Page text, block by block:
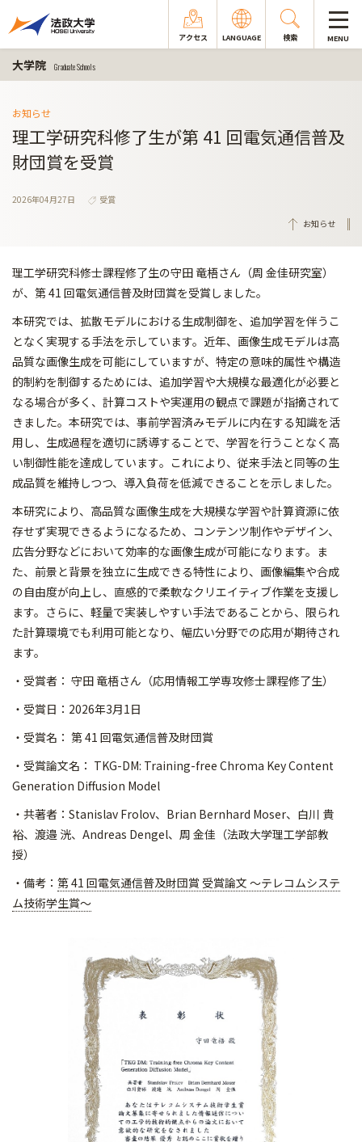
アクセス LANGUAGE 検索 MENU
大学院 Graduate Schools
お知らせ
理工学研究科修了生が第 41 回電気通信普及
財団賞を受賞
2026年04月27日
受賞
お知らせ
理工学研究科修士課程修了生の守田 竜梧さん（周 金佳研究室）
が、第 41 回電気通信普及財団賞を受賞しました。
本研究では、拡散モデルにおける生成制御を、追加学習を伴うこ
となく実現する手法を示しています。近年、画像生成モデルは高
品質な画像生成を可能にしていますが、特定の意味的属性や構造
的制約を制御するためには、追加学習や大規模な最適化が必要と
なる場合が多く、計算コストや実運用の観点で課題が指摘されて
きました。本研究では、 事前学習済みモデルに内在する知識を活
用し、生成過程を適切に誘導することで、学習を行うことなく高
い制御性能を達成しています。これにより、従来手法と同等の生
成品質を維持しつつ、導入負荷を低減できることを示しました。
本研究により、高品質な画像生成を大規模な学習や計算資源に依
存せず実現できるようになるため、コンテンツ制作やデザイン、
広告分野などにおいて効率的な画像生成が可能になります。ま
た、前景と背景を独立に生成できる特性により、画像編集や合成
の自由度が向上し、直感的で柔軟なクリエイティブ作業を支援し
ます。 さらに、軽量で実装しやすい手法であることから、限られ
た計算環境でも利用可能となり、幅広い分野での応用が期待され
ます。
・受賞者： 守田 竜梧さん（応用情報工学専攻修士課程修了生）
・受賞日：2026年3月1日
・受賞名： 第 41 回電気通信普及財団賞
・受賞論文名： TKG-DM: Training-free Chroma Key Content
Generation Diffusion Model
・共著者：Stanislav Frolov、Brian Bernhard Moser、白川 貴
裕、渡邉 洸、Andreas Dengel、周 金佳（法政大学理工学部教
授）
・備考： 第 41 回電気通信普及財団賞 受賞論文 〜テレコムシステ
ム技術学生賞〜